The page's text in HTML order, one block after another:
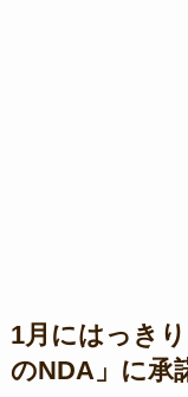
1月にはっき
のNDA」に承